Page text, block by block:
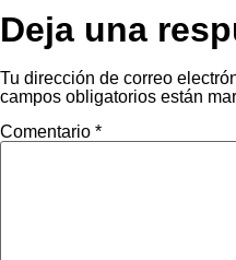
Deja una
Tu dirección de correo
campos obligatorios están
Comentario *